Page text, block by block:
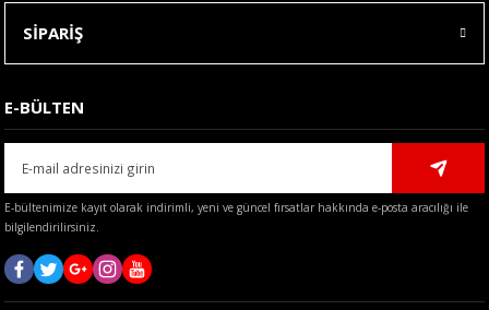
Gönder
SİPARİŞ
E-BÜLTEN
E-bültenimize kayıt olarak indirimli, yeni ve güncel fırsatlar hakkında e-posta aracılığı ile
bilgilendirilirsiniz.